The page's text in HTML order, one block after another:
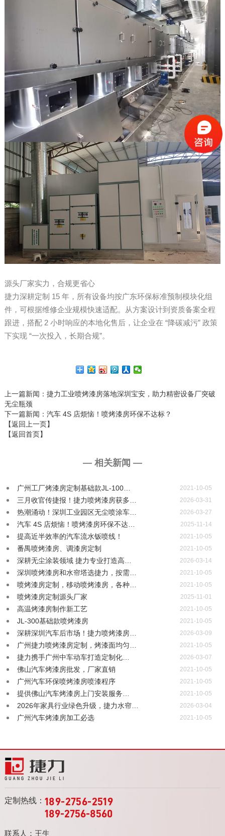
源头厂家实力，合规更省心
捷力深耕定制 15 年，所有设备均按广东环保标准预制模块化组
件，可根据维修企业规模快速适配。从方案设计到资质备案全程
跟进，搭配 2 小时响应的本地化售后，让企业在 “降碳减污” 政策
下实现 “一次投入，长期合规”。
上一篇新闻 ：捷力工业喷烤漆房落地深圳宝安，助力精密设备厂突破
无尘瓶颈
下一篇新闻 ：汽车 4S 店烦恼！喷烤漆房环保不达标？
【返回上一页】
【返回首页】
— 相关新闻 —
广州工厂烤漆房定制基础款JL-100… 2021-10-05
三月收官传捷报！捷力喷烤漆房获多… 2026-03-31
热潮涌动！深圳工业园区无尘喷涂车… 2026-03-27
汽车 4S 店烦恼！喷烤漆房环保不达… 2025-11-14
提高近半效率的汽车流水钣喷线！ 2021-10-05
番禺喷烤漆房、调漆房定制 2021-10-05
深耕无尘涂装领域 捷力专业打造高… 2026-03-14
深圳喷烤漆房和水帘塔选捷力，按需… 2021-10-05
喷烤漆房定制，移动喷烤漆房，各种… 2021-10-05
喷烤漆房定制源头厂家 2025-11-01
高温烤漆房制作新工艺 2021-10-05
JL-300基础款喷烤漆房 2021-10-05
深耕深圳汽车后市场！捷力喷烤漆房… 2026-03-09
广州捷力喷烤漆房定制，烤漆面均匀… 2021-10-05
捷力携手广州中车动车打造定制化… 2026-03-07
佛山汽车烤漆房批发，厂家直销 2021-10-05
广州汽车环保喷烤漆房喷漆程序 2021-10-05
提供佛山汽车烤漆房上门安装服务… 2021-10-05
2026年家具行业绿色升级，捷力水帘… 2026-03-04
广州汽车烤漆房加工必选 2021-10-05
定制热线： 189-2756-2519
189-2756-8560
联系人：王生